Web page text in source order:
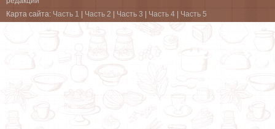
Карта сайта: Часть 1 Часть 2 Часть 3 Часть 4 Часть 5